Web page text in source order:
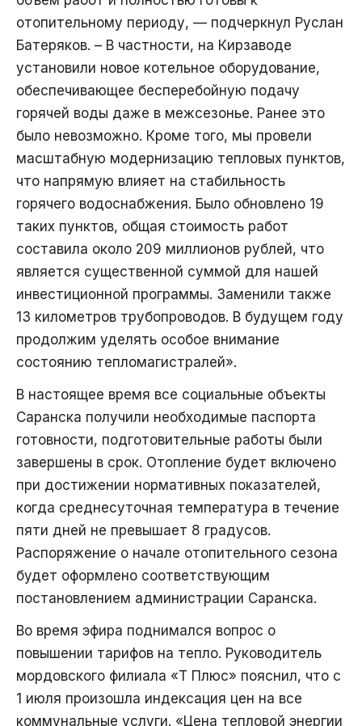
отопительному периоду, — подчеркнул Руслан
Батеряков. – В частности, на Кирзаводе
установили новое котельное оборудование,
обеспечивающее бесперебойную подачу
горячей воды даже в межсезонье. Ранее это
было невозможно. Кроме того, мы провели
масштабную модернизацию тепловых пунктов,
что напрямую влияет на стабильность
горячего водоснабжения. Было обновлено 19
таких пунктов, общая стоимость работ
составила около 209 миллионов рублей, что
является существенной суммой для нашей
инвестиционной программы. Заменили также
13 километров трубопроводов. В будущем году
продолжим уделять особое внимание
состоянию тепломагистралей».
В настоящее время все социальные объекты
Саранска получили необходимые паспорта
готовности, подготовительные работы были
завершены в срок. Отопление будет включено
при достижении нормативных показателей,
когда среднесуточная температура в течение
пяти дней не превышает 8 градусов.
Распоряжение о начале отопительного сезона
будет оформлено соответствующим
постановлением администрации Саранска.
Во время эфира поднимался вопрос о
повышении тарифов на тепло. Руководитель
мордовского филиала «Т Плюс» пояснил, что с
1 июля произошла индексация цен на все
коммунальные услуги. «Цена тепловой энергии